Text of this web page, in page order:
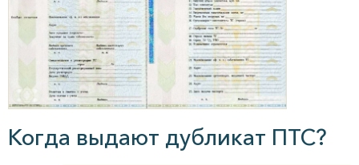
Когда выдают дубликат ПТС?